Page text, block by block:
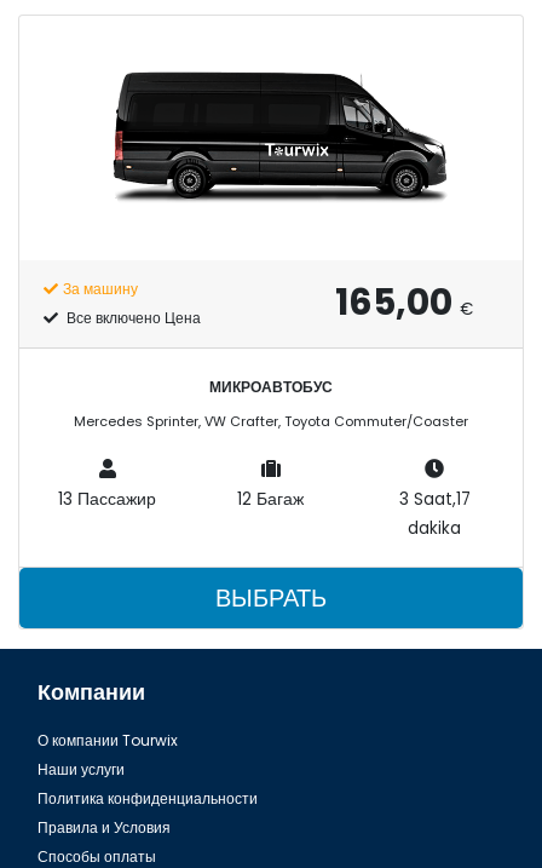
За машину
Все включено Цена
165,00 €
МИКРОАВТОБУС
Mercedes Sprinter, VW Crafter, Toyota Commuter/Coaster
13 Пассажир 12 Багаж
3 Saat,17
dakika
ВЫБРАТЬ
Компании
О компании Tourwix
Наши услуги
Политика конфиденциальности
Правила и Условия
Способы оплаты